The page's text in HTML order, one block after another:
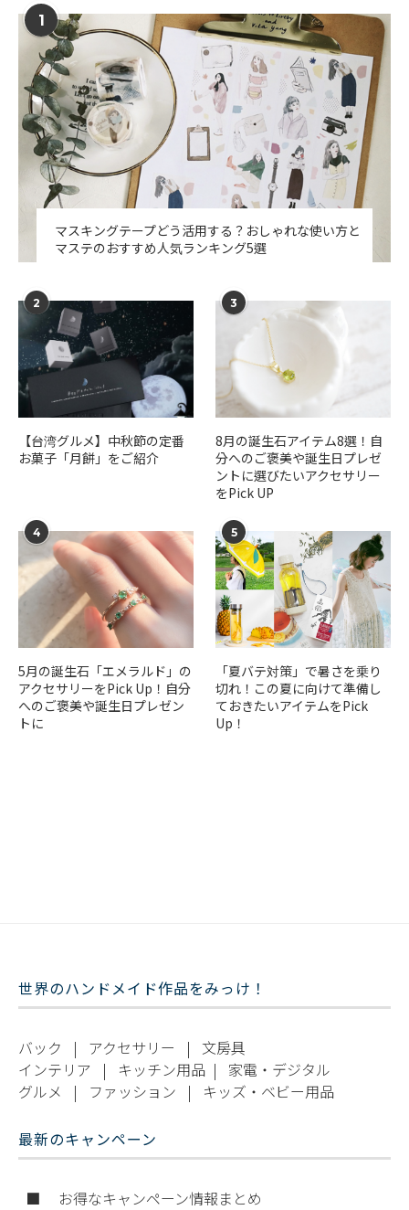
1
マスキングテープどう活用する？おしゃれな使い方と
マステのおすすめ人気ランキング5選
2
【台湾グルメ】中秋節の定番
お菓子「月餅」をご紹介
3
​​8月の誕生石アイテム8選！自
分へのご褒美や誕生日プレゼ
ントに選びたいアクセサリー
をPick UP
4
5月の誕生石「エメラルド」の
アクセサリーをPick Up！自分
へのご褒美や誕生日プレゼン
トに
5
「夏バテ対策」で暑さを乗り
切れ！この夏に向けて準備し
ておきたいアイテムをPick
Up！
世界のハンドメイド作品をみっけ！
バック | アクセサリー | 文房具
インテリア | キッチン用品 | 家電・デジタル
グルメ | ファッション | キッズ・ベビー用品
最新のキャンペーン
■ お得なキャンペーン情報まとめ